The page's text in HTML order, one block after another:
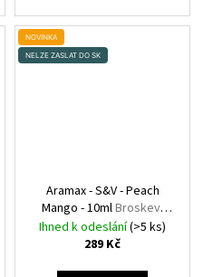
NOVINKA
NELZE ZASLAT DO SK
Aramax - S&V - Peach
Mango - 10mlBroskev,
Mango
Ihned k odeslání(>5 ks)
289 Kč